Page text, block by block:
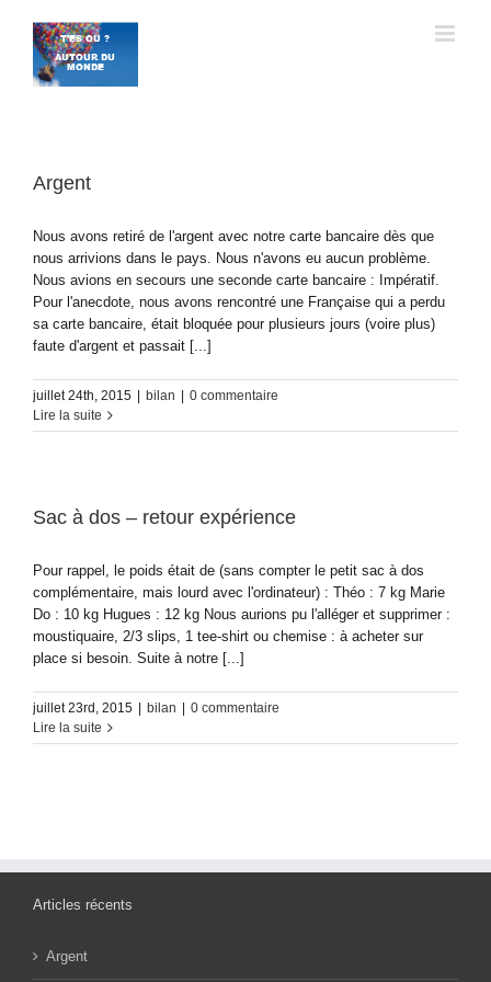
contenu
Argent
Nous avons retiré de l'argent avec notre carte bancaire dès que
nous arrivions dans le pays. Nous n'avons eu aucun problème.
Nous avions en secours une seconde carte bancaire : Impératif.
Pour l'anecdote, nous avons rencontré une Française qui a perdu
sa carte bancaire, était bloquée pour plusieurs jours (voire plus)
faute d'argent et passait [...]
juillet 24th, 2015 bilan
0 commentaire
Lire la suite
Sac à dos – retour expérience
Pour rappel, le poids était de (sans compter le petit sac à dos
complémentaire, mais lourd avec l'ordinateur) : Théo : 7 kg Marie
Do : 10 kg Hugues : 12 kg Nous aurions pu l'alléger et supprimer :
moustiquaire, 2/3 slips, 1 tee-shirt ou chemise : à acheter sur
place si besoin. Suite à notre [...]
juillet 23rd, 2015 bilan
0 commentaire
Lire la suite
Articles récents
Argent